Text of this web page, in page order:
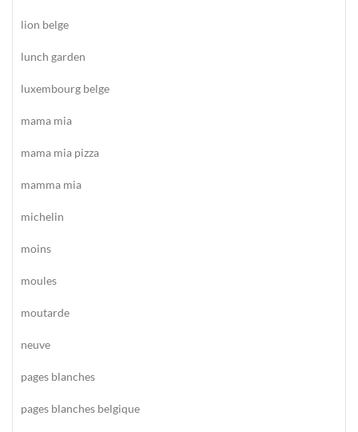
lion belge
lunch garden
luxembourg belge
mama mia
mama mia pizza
mamma mia
michelin
moins
moules
moutarde
neuve
pages blanches
pages blanches belgique